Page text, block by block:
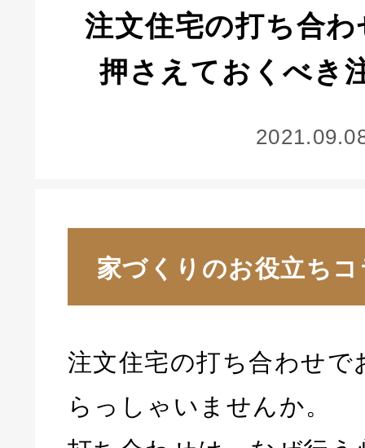
注文住宅の打ち合
押さえておくべき
家づくりのお役立ち
注文住宅の打ち合わせで
らっしゃいませんか。